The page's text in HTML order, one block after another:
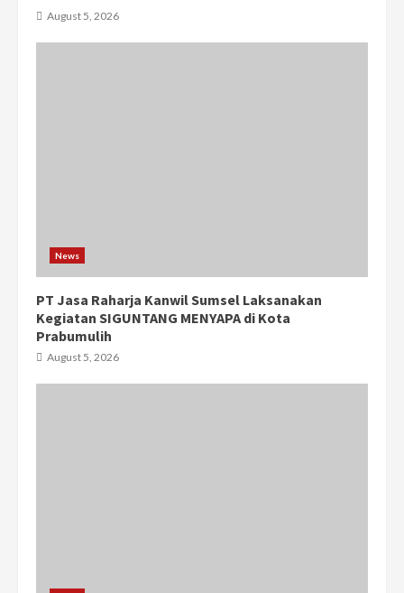
August 5, 2026
News
PT Jasa Raharja Kanwil Sumsel Laksanakan
Kegiatan SIGUNTANG MENYAPA di Kota
Prabumulih
August 5, 2026